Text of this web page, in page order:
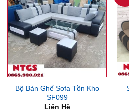
Bộ Bàn Ghế Sofa Tồn Kho
SF099
Liên Hệ